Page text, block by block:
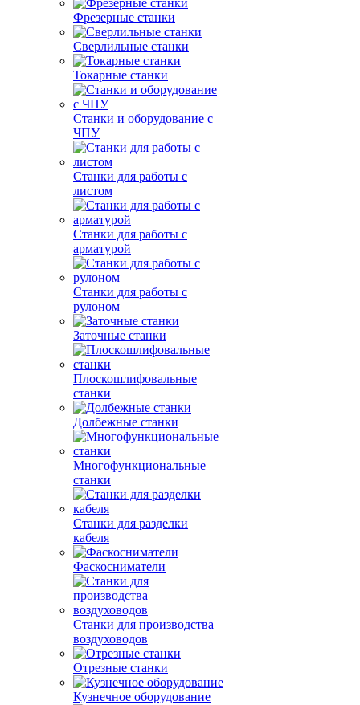
Фрезерные станки
Сверлильные станки
Токарные станки
Станки и оборудование с
ЧПУ
Станки для работы с
листом
Станки для работы с
арматурой
Станки для работы с
рулоном
Заточные станки
Плоскошлифовальные
станки
Долбежные станки
Многофункциональные
станки
Станки для разделки
кабеля
Фаскосниматели
Станки для производства
воздуховодов
Отрезные станки
Кузнечное оборудование